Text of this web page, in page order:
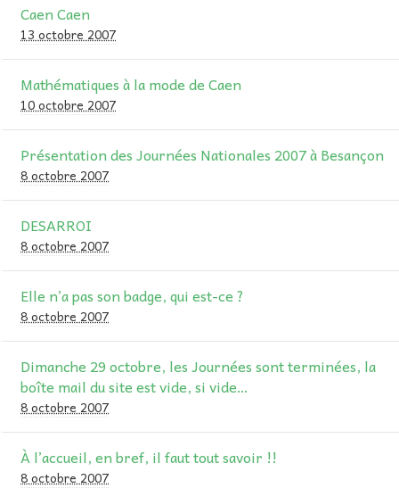
Caen Caen
13 octobre 2007
Mathématiques à la mode de Caen
10 octobre 2007
Présentation des Journées Nationales 2007 à Besançon
8 octobre 2007
DESARROI
8 octobre 2007
Elle n’a pas son badge, qui est-ce ?
8 octobre 2007
Dimanche 29 octobre, les Journées sont terminées, la
boîte mail du site est vide, si vide…
8 octobre 2007
À l’accueil, en bref, il faut tout savoir !!
8 octobre 2007